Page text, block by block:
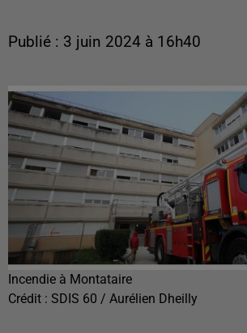
Publié : 3 juin 2024 à 16h40
Incendie à Montataire
Crédit : SDIS 60 / Aurélien Dheilly